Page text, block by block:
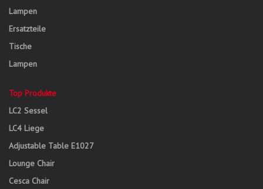
Lampen
Ersatzteile
Tische
Lampen
Top Produkte
LC2 Sessel
LC4 Liege
Adjustable Table E1027
Lounge Chair
Cesca Chair